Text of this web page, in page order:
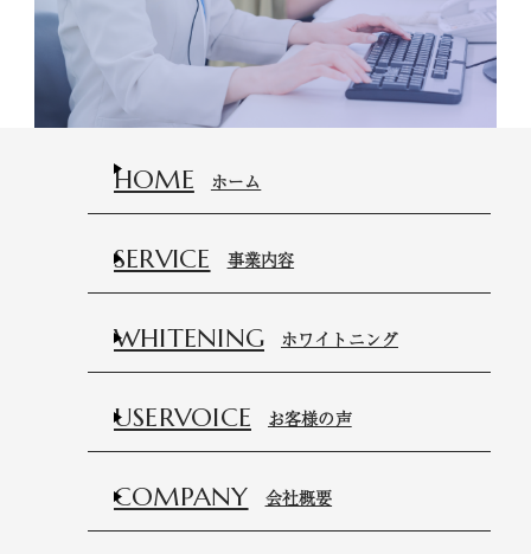
HOME ホーム
SERVICE 事業内容
WHITENING ホワイトニング
USERVOICE お客様の声
COMPANY 会社概要